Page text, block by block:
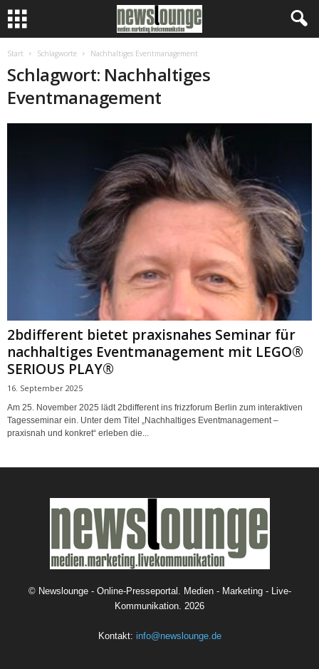
Start Schlagworte Nachhaltiges Eventmanagement
Schlagwort: Nachhaltiges
Eventmanagement
2bdifferent bietet praxisnahes Seminar für
nachhaltiges Eventmanagement mit LEGO®
SERIOUS PLAY®
16. September 2025
Am 25. November 2025 lädt 2bdifferent ins frizzforum Berlin zum interaktiven
Tagesseminar ein. Unter dem Titel „Nachhaltiges Eventmanagement –
praxisnah und konkret“ erleben die...
© Newslounge - Online-Presseportal. Medien - Marketing - Live-
Kommunikation. 2026
Kontakt: info@newslounge.de